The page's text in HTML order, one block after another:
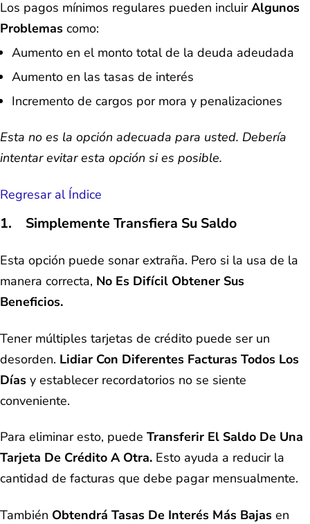
Los pagos mínimos regulares pueden incluirAlgunos
Problemas como:
Aumento en el monto total de la deuda adeudada
Aumento en las tasas de interés
Incremento de cargos por mora y penalizaciones
Esta no es la opción adecuada para usted. Debería
intentar evitar esta opción si es posible.
Regresar al Índice
1. Simplemente Transfiera Su Saldo
Esta opción puede sonar extraña. Pero si la usa de la
manera correcta, No Es Difícil Obtener Sus
Beneficios.
Tener múltiples tarjetas de crédito puede ser un
desorden. Lidiar Con Diferentes Facturas Todos Los
Días y establecer recordatorios no se siente
conveniente.
Para eliminar esto, puede Transferir El Saldo De Una
Tarjeta De Crédito A Otra. Esto ayuda a reducir la
cantidad de facturas que debe pagar mensualmente.
También Obtendrá Tasas De Interés Más Bajas en